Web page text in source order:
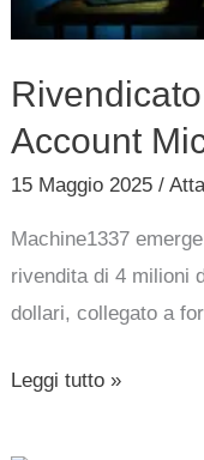
Account
15 Maggio 2025/
Machine1337
rivendita di 4 milioni
dollari, collegato a
Microsoft
Leggi tutto »